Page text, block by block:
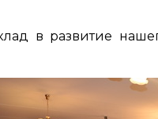
в развитие